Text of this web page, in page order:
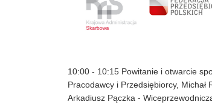
10:00 - 10:15 Powitanie i otwarcie
Pracodawcy i Przedsiębiorcy, Michał
Arkadiusz Pączka -